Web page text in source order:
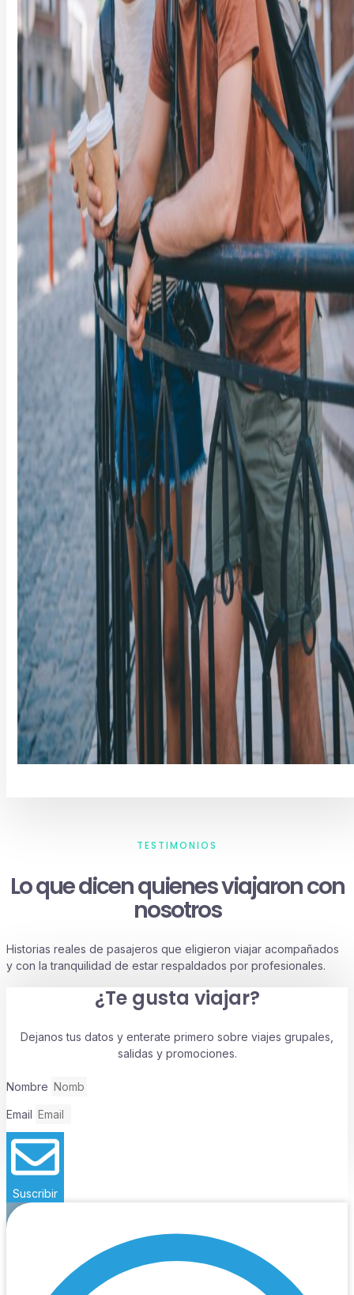
TESTIMONIOS
Lo que dicen quienes viajaron con
nosotros
Historias reales de pasajeros que eligieron viajar acompañados
y con la tranquilidad de estar respaldados por profesionales.
¿Te gusta viajar?
Dejanos tus datos y enterate primero sobre viajes grupales,
salidas y promociones.
Nombre
Email
Suscribir